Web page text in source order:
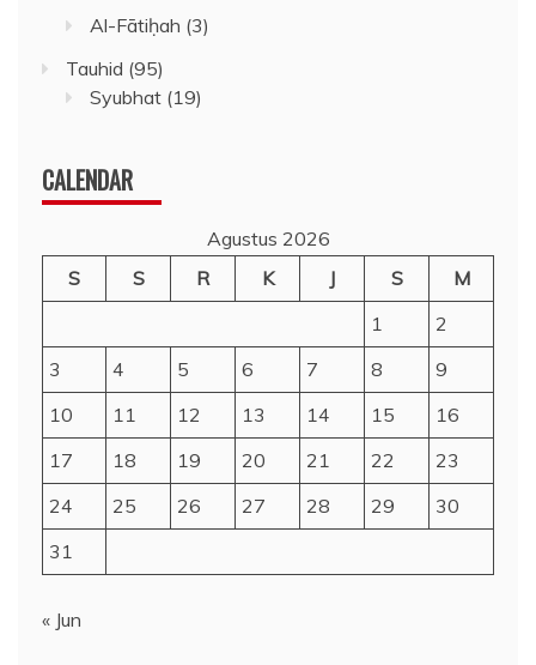
Al-Fātiḥah (3)
Tauhid (95)
Syubhat (19)
CALENDAR
Agustus 2026
S
S R K J S
M
1
2
3
4 5 6 7 8
9
10
11 12 13 14 15
16
17
18 19 20 21 22
23
24
25 26 27 28 29
30
31
« Jun